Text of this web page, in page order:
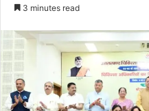
d
a
n
m
3 minutes read